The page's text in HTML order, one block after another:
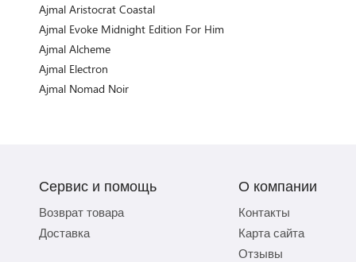
Ajmal Aristocrat Coastal
Ajmal Evoke Midnight Edition For Him
Ajmal Alcheme
Ajmal Electron
Ajmal Nomad Noir
Сервис и помощь
Возврат товара
Доставка
О компании
Контакты
Карта сайта
Отзывы